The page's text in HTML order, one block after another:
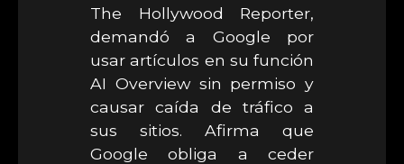
The Hollywood Reporter,
demandó a Google por
usar artículos en su función
AI Overview sin permiso y
causar caída de tráfico a
sus sitios. Afirma que
Google obliga a ceder